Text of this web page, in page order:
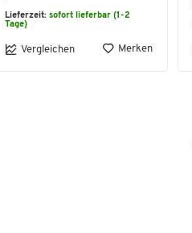
Lieferzeit: sofort lieferbar (1-2
Tage)
Vergleichen Merken